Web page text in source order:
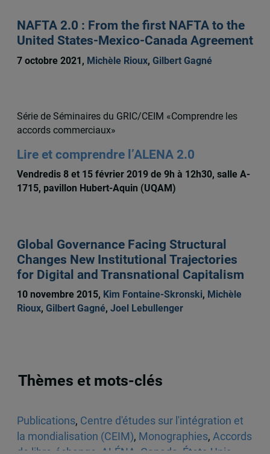
NAFTA 2.0 : From the first NAFTA to the
United States-Mexico-Canada Agreement
7 octobre 2021, Michèle Rioux, Gilbert Gagné
Série de Séminaires du GRIC/CEIM «Comprendre les
accords commerciaux»
Lire et comprendre l’ALENA 2.0
Vendredis 8 et 15 février 2019 de 9h à 12h30, salle A-
1715, pavillon Hubert-Aquin (UQAM)
Global Governance Facing Structural
Changes New Institutional Trajectories
for Digital and Transnational Capitalism
10 novembre 2015, Kim Fontaine-Skronski, Michèle
Rioux, Gilbert Gagné, Joel Lebullenger
Thèmes et mots-clés
Publications, Centre d'études sur l'intégration et
la mondialisation (CEIM), Monographies, Accords